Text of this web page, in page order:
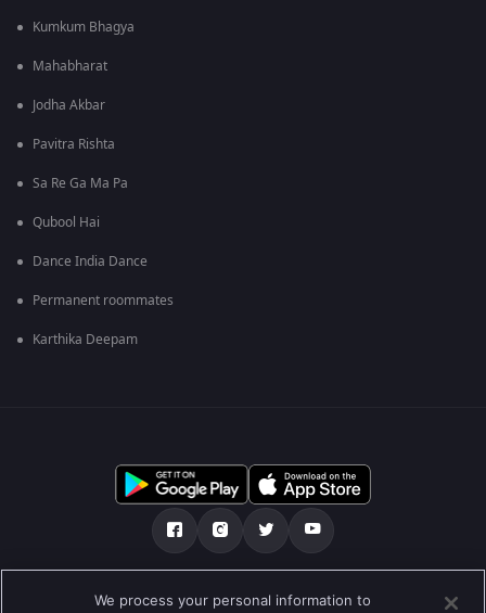
Kumkum Bhagya
Mahabharat
Jodha Akbar
Pavitra Rishta
Sa Re Ga Ma Pa
Qubool Hai
Dance India Dance
Permanent roommates
Karthika Deepam
Tentang kami FAQ Kebijakan privasi
We process your personal information to